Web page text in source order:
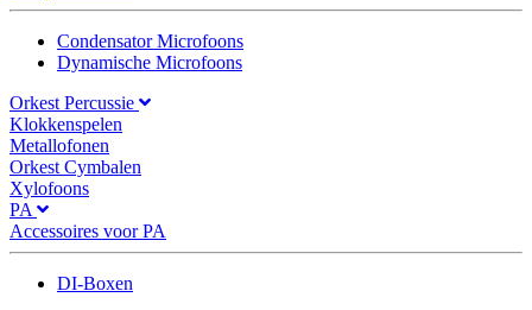
Condensator Microfoons
Dynamische Microfoons
Orkest Percussie
Klokkenspelen
Metallofonen
Orkest Cymbalen
Xylofoons
PA
Accessoires voor PA
DI-Boxen